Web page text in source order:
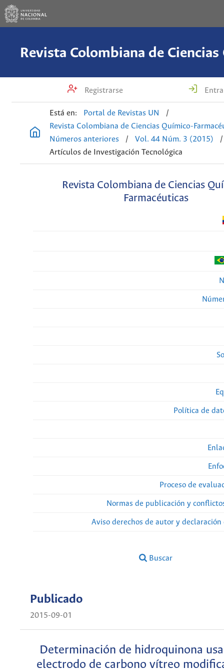
Registrarse
Está en: Portal de Revistas UN
/
Revista Colombiana de Ciencias Químico-
Números anteriores
/ Vol. 44 Núm. 3 (2015)
/
Artículos de Investigación Tecnológica
Revista Colombiana de Ciencias
Farmacéuticas
Política de
Proceso de
Normas de publicación y
Aviso derechos de autor y
Buscar
Publicado
2015-09-01
Determinación de hidroquinona
electrodo de carbono vítreo